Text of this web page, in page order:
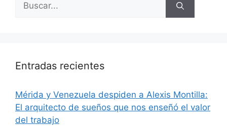
Entradas recientes
​Mérida y Venezuela despiden a Alexis Montilla:
El arquitecto de sueños que nos enseñó el valor
del trabajo